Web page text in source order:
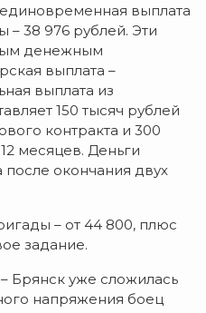
выплата
– 38 976 рублей. Эти
денежным
выплата –
выплата из
150 тысяч рублей
контракта и 300
месяцев. Деньги
после окончания двух
– от 44 800, плюс
задание.
Брянск уже сложилась
напряжения боец